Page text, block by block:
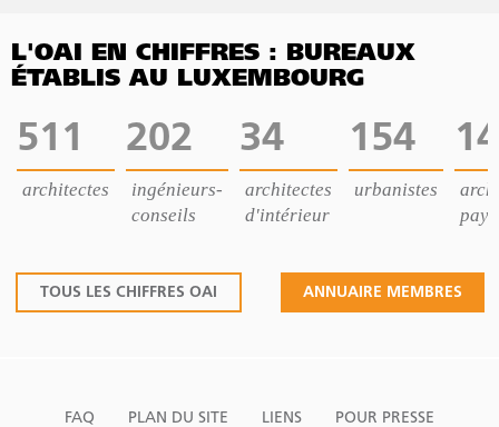
L'OAI EN CHIFFRES : BUREAUX
ÉTABLIS AU LUXEMBOURG
511
architectes
202
ingénieurs-
conseils
34
architectes
d'intérieur
154
urbanistes
14
TOUS LES CHIFFRES OAI ANNUAIRE MEMBRES
FAQ PLAN DU SITE LIENS POUR PRESSE